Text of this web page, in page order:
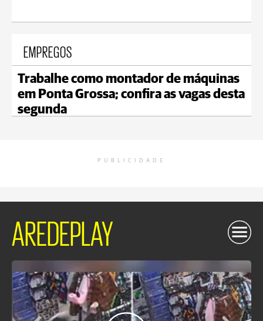
EMPREGOS
Trabalhe como montador de máquinas
em Ponta Grossa; confira as vagas desta
segunda
PUBLICIDADE
AREDEPLAY